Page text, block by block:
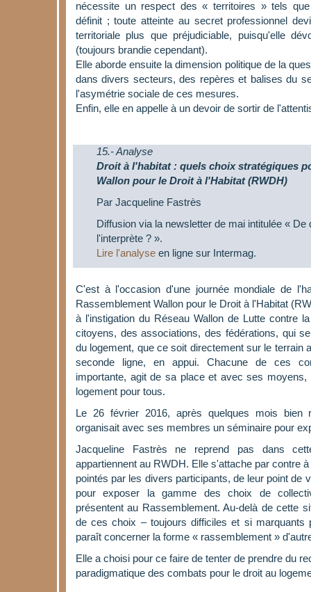
nécessite un respect des « territoires » tels
définit ; toute atteinte au secret professionnel
territoriale plus que préjudiciable, puisqu'elle
(toujours brandie cependant).
Elle aborde ensuite la dimension politique de la
dans divers secteurs, des repères et balises du
l'asymétrie sociale de ces mesures.
Enfin, elle en appelle à un devoir de sortir de
15.- Analyse
Droit à l'habitat : quels choix stratégiques
Wallon pour le Droit à l'Habitat (RWDH)
Par Jacqueline Fastrès
Diffusion via la newsletter de mai intitulée «
l'interprète ? ».
Lire l'analyse en ligne sur Intermag.
C'est à l'occasion d'une journée mondiale de
Rassemblement Wallon pour le Droit à l'Habitat
à l'instigation du Réseau Wallon de Lutte contre
citoyens, des associations, des fédérations, qui
du logement, que ce soit directement sur le terrain
seconde ligne, en appui. Chacune de ces
importante, agit de sa place et avec ses
logement pour tous.
Le 26 février 2016, après quelques mois bien
organisait avec ses membres un séminaire pour
Jacqueline Fastrès ne reprend pas dans
appartiennent au RWDH. Elle s'attache par contre
pointés par les divers participants, de leur point de
pour exposer la gamme des choix de
présentent au Rassemblement. Au-delà de cette
de ces choix – toujours difficiles et si marquants
paraît concerner la forme « rassemblement »
Elle a choisi pour ce faire de tenter de prendre du
paradigmatique des combats pour le droit au